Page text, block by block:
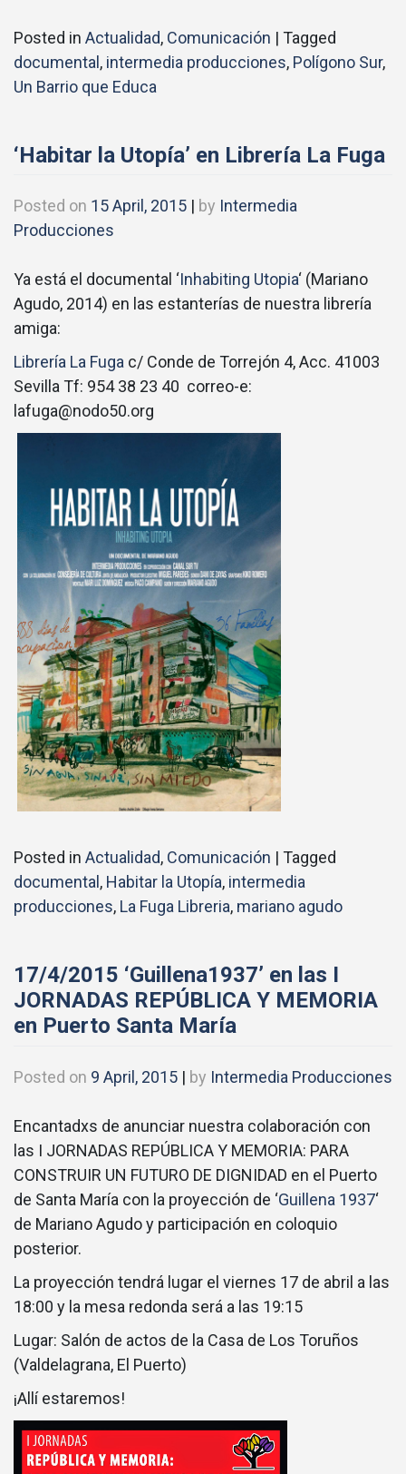
Posted in Actualidad, Comunicación | Tagged
documental , intermedia producciones, Polígono Sur,
Un Barrio que Educa
‘Habitar la Utopía’ en Librería La Fuga
Posted on 15 April, 2015 | by Intermedia
Producciones
Ya está el documental ‘Inhabiting Utopia‘ (Mariano
Agudo, 2014) en las estanterías de nuestra librería
amiga:
Librería La Fuga c/ Conde de Torrejón 4, Acc. 41003
Sevilla Tf: 954 38 23 40 correo-e:
lafuga@nodo50.org
Posted in Actualidad, Comunicación | Tagged
documental , Habitar la Utopía, intermedia
producciones, La Fuga Libreria, mariano agudo
17/4/2015 ‘Guillena1937’ en las I
JORNADAS REPÚBLICA Y MEMORIA
en Puerto Santa María
Posted on 9 April, 2015 | by Intermedia Producciones
Encantadxs de anunciar nuestra colaboración con
las I JORNADAS REPÚBLICA Y MEMORIA: PARA
CONSTRUIR UN FUTURO DE DIGNIDAD en el Puerto
de Santa María con la proyección de ‘Guillena 1937‘
de Mariano Agudo y participación en coloquio
posterior.
La proyección tendrá lugar el viernes 17 de abril a las
18:00 y la mesa redonda será a las 19:15
Lugar: Salón de actos de la Casa de Los Toruños
(Valdelagrana, El Puerto)
¡Allí estaremos!